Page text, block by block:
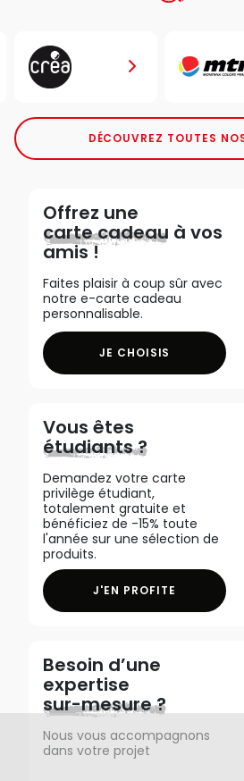
DÉCOUVREZ TOUTES
Offrez une
carte cadeau à vos
amis !
Faites plaisir à coup sûr avec
notre e-carte cadeau
personnalisable.
JE CHOISIS
Vous êtes
étudiants ?
Demandez votre carte
privilège étudiant,
totalement gratuite et
bénéficiez de -15% toute
l'année sur une sélection de
produits.
J'EN PROFITE
Besoin d’une
expertise
sur-mesure ?
Nous vous accompagnons
dans votre projet